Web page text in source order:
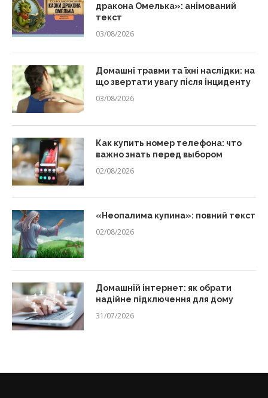
дракона Омелька»: анімований
текст
03/08/2026
Домашні травми та їхні наслідки: на
що звертати увагу після інциденту
03/08/2026
Как купить номер телефона: что
важно знать перед выбором
02/08/2026
«Неопалима купина»: повний текст
02/08/2026
Домашній інтернет: як обрати
надійне підключення для дому
31/07/2026